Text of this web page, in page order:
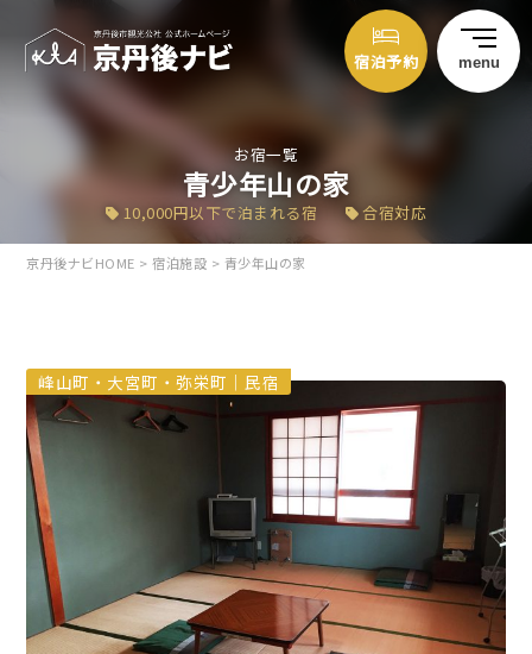
宿泊予約 menu
お宿一覧
青少年山の家
10,000円以下で泊まれる宿 合宿対応
京丹後ナビHOME >宿泊施設 > 青少年山の家
峰山町・大宮町・弥栄町｜民宿